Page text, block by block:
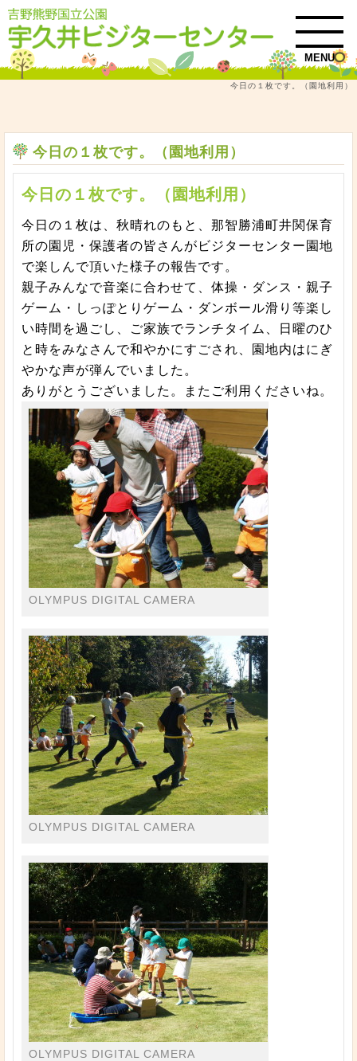
MENU
今日の１枚です。（園地利用）
今日の１枚です。（園地利用）
今日の１枚です。（園地利用）
今日の１枚は、秋晴れのもと、那智勝浦町井関保育
所の園児・保護者の皆さんがビジターセンター園地
で楽しんで頂いた様子の報告です。
親子みんなで音楽に合わせて、体操・ダンス・親子
ゲーム・しっぽとりゲーム・ダンボール滑り等楽し
い時間を過ごし、ご家族でランチタイム、日曜のひ
と時をみなさんで和やかにすごされ、園地内はにぎ
やかな声が弾んでいました。
ありがとうございました。またご利用くださいね。
OLYMPUS DIGITAL CAMERA
OLYMPUS DIGITAL CAMERA
OLYMPUS DIGITAL CAMERA